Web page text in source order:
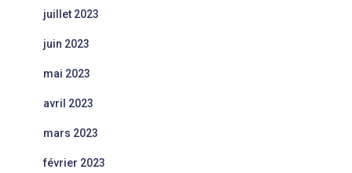
juillet 2023
juin 2023
mai 2023
avril 2023
mars 2023
février 2023